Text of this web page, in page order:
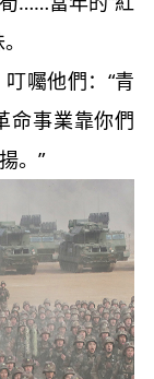
囑他們：“青
命事業靠你們
。”